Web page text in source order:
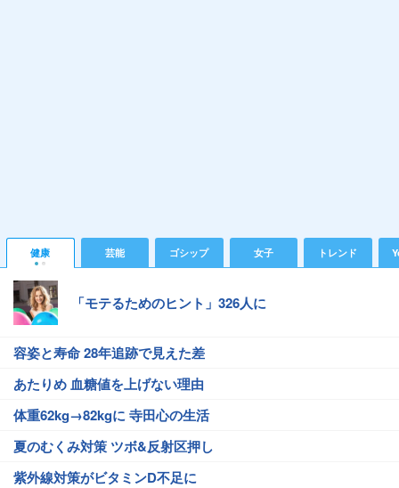
健康 芸能 ゴシップ 女子 トレンド
「モテるためのヒント」326人に
容姿と寿命 28年追跡で見えた差
あたりめ 血糖値を上げない理由
体重62kg→82kgに 寺田心の生活
夏のむくみ対策 ツボ&反射区押し
紫外線対策がビタミンD不足に